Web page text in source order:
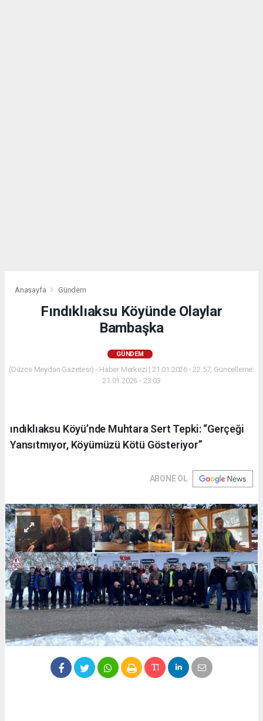
Anasayfa Gündem
Fındıklıaksu Köyünde Olaylar
Bambaşka
GÜNDEM
(Düzce Meydan Gazetesi) - Haber Merkezi | 21.01.2026 - 22:57, Güncelleme:
21.01.2026 - 23:03
ındıklıaksu Köyü’nde Muhtara Sert Tepki: “Gerçeği
Yansıtmıyor, Köyümüzü Kötü Gösteriyor”
ABONE OL